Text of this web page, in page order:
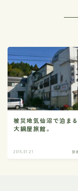
被災地気仙沼で泊ま
大鍋屋旅館。
2015.01.21 旅